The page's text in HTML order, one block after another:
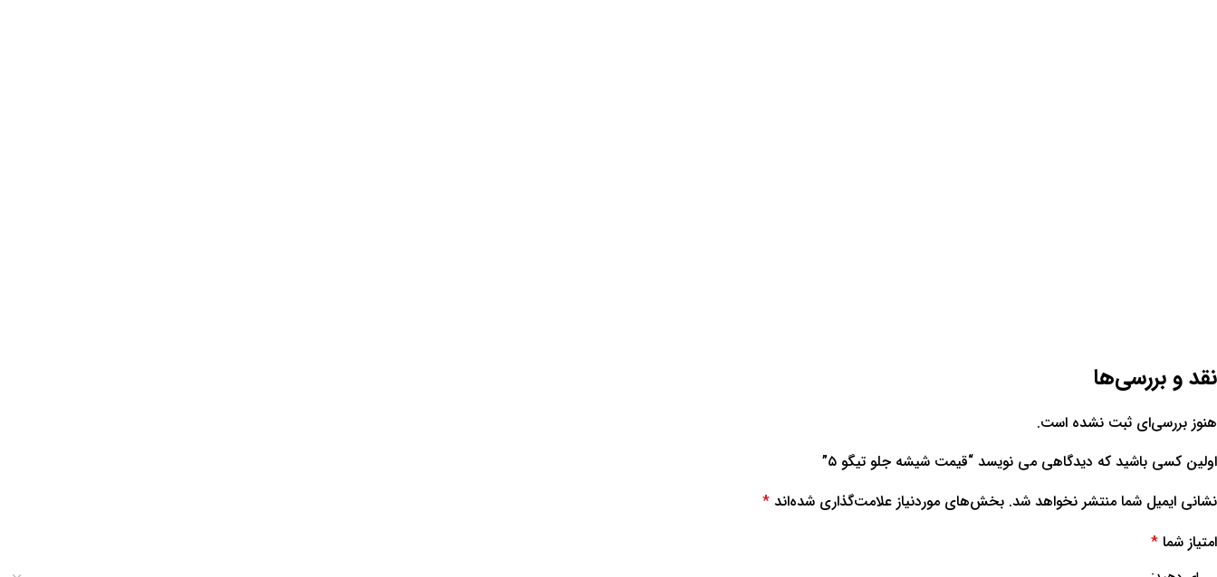
نقد و بررسی‌ها
هنوز بررسی‌ای ثبت نشده است.
اولین کسی باشید که دیدگاهی می نویسد “قیمت شیشه جلو تیگو ۵”
نشانی ایمیل شما منتشر نخواهد شد. بخش‌های موردنیاز علامت‌گذاری شده‌اند *
امتیاز شما *